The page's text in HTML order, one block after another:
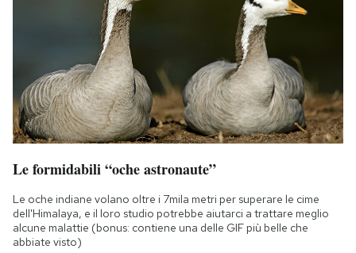
Le formidabili “oche astronaute”
Le oche indiane volano oltre i 7mila metri per superare le cime
dell'Himalaya, e il loro studio potrebbe aiutarci a trattare meglio
alcune malattie (bonus: contiene una delle GIF più belle che
abbiate visto)